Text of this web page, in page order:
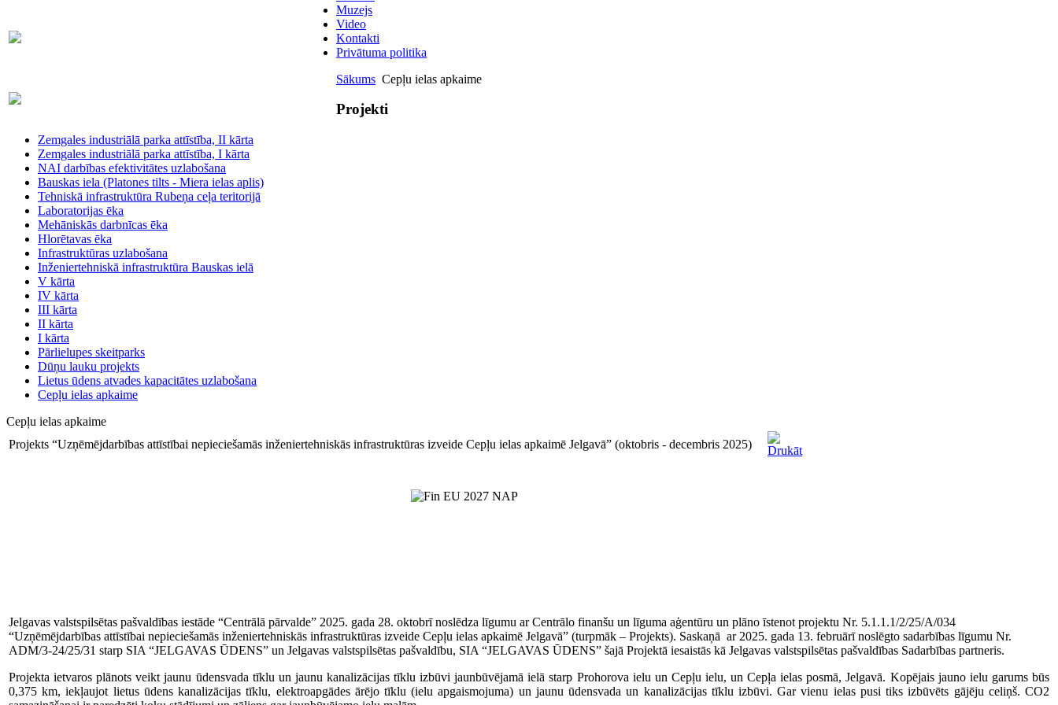
63007698
Muzejs
Video
Kontakti
Privātuma politika
Sākums Cepļu ielas apkaime
Projekti
Zemgales industriālā parka attīstība, II kārta
Zemgales industriālā parka attīstība, I kārta
NAI darbības efektivitātes uzlabošana
Bauskas iela (Platones tilts - Miera ielas aplis)
Tehniskā infrastruktūra Rubeņa ceļa teritorijā
Laboratorijas ēka
Mehāniskās darbnīcas ēka
Hlorētavas ēka
Infrastruktūras uzlabošana
Inženiertehniskā infrastruktūra Bauskas ielā
V kārta
IV kārta
III kārta
II kārta
I kārta
Pārlielupes skeitparks
Dūņu lauku projekts
Lietus ūdens atvades kapacitātes uzlabošana
Cepļu ielas apkaime
Cepļu ielas apkaime
Projekts “Uzņēmējdarbības attīstībai nepieciešamās inženiertehniskās infrastruktūras izveide Cepļu ielas apkaimē Jelgavā” (oktobris - decembris 2025)
Jelgavas valstspilsētas pašvaldības iestāde “Centrālā pārvalde” 2025. gada 28. oktobrī noslēdza līgumu ar Centrālo finanšu un līguma aģentūru un plāno īstenot projektu Nr. 5.1.1.1/2/25/A/034
“Uzņēmējdarbības attīstībai nepieciešamās inženiertehniskās infrastruktūras izveide Cepļu ielas apkaimē Jelgavā” (turpmāk – Projekts). Saskaņā ar 2025. gada 13. februārī noslēgto sadarbības līgumu Nr.
ADM/3-24/25/31 starp SIA “JELGAVAS ŪDENS” un Jelgavas valstspilsētas pašvaldību, SIA “JELGAVAS ŪDENS” šajā Projektā iesaistās kā Jelgavas valstspilsētas pašvaldības Sadarbības partneris.
Projekta ietvaros plānots veikt jaunu ūdensvada tīklu un jaunu kanalizācijas tīklu izbūvi jaunbūvējamā ielā starp Prohorova ielu un Cepļu ielu, un Cepļa ielas posmā, Jelgavā. Kopējais jauno ielu garums būs
0,375 km, iekļaujot lietus ūdens kanalizācijas tīklu, elektroapgādes ārējo tīklu (ielu apgaismojuma) un jaunu ūdensvada un kanalizācijas tīklu izbūvi. Gar vienu ielas pusi tiks izbūvēts gājēju celiņš. CO2